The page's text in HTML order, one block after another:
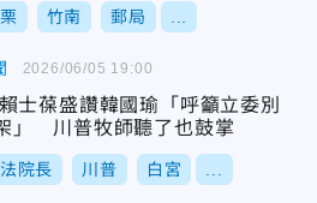
竹南 郵局
士葆盛讚韓國瑜「呼籲立委別
」 川普牧師聽了也鼓掌
院長 川普 白宮
2026/06/05 19:00